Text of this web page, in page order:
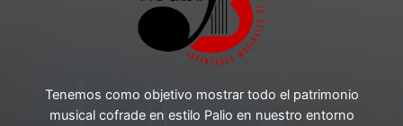
Tenemos como objetivo mostrar todo el patrimonio
musical cofrade en estilo Palio en nuestro entorno